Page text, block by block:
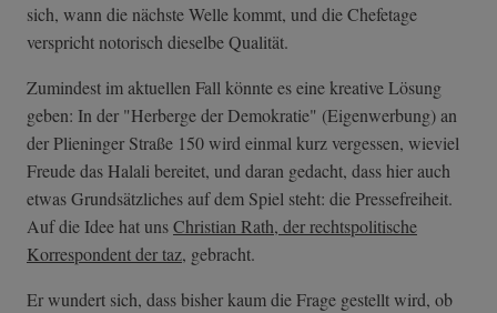
sich, wann die nächste Welle kommt, und die Chefetage
verspricht notorisch dieselbe Qualität.
Zumindest im aktuellen Fall könnte es eine kreative Lösung
geben: In der "Herberge der Demokratie" (Eigenwerbung) an
der Plieninger Straße 150 wird einmal kurz vergessen, wieviel
Freude das Halali bereitet, und daran gedacht, dass hier auch
etwas Grundsätzliches auf dem Spiel steht: die Pressefreiheit.
Auf die Idee hat unsChristian Rath, der rechtspolitische
Korrespondent der taz, gebracht.
Er wundert sich, dass bisher kaum die Frage gestellt wird, ob